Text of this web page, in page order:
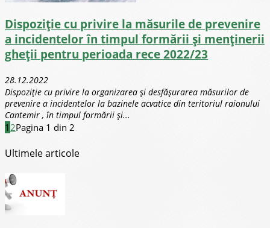
Dispoziție cu privire la măsurile de prevenire
a incidentelor în timpul formării și menținerii
gheții pentru perioada rece 2022/23
28.12.2022
Dispoziție cu privire la organizarea și desfășurarea măsurilor de
prevenire a incidentelor la bazinele acvatice din teritoriul raionului
Cantemir , în timpul formării și...
12Pagina 1 din 2
Ultimele articole